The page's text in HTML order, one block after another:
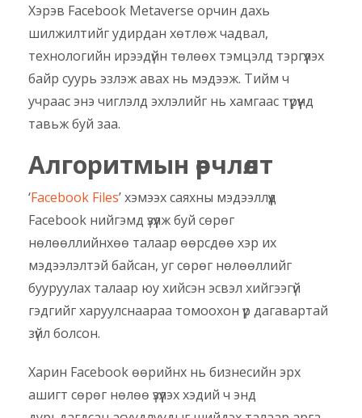
Хэрэв Facebook Metaverse орчин дахь
шилжилтийг удирдан хөтлөж чадвал,
технологийн ирээдүйн төлөөх тэмцэлд тэргүүлэх
байр суурь эзлэж авах нь мэдээж. Тийм ч
учраас энэ чиглэлд эхлэлийг нь хамгаас түрүүнд
тавьж буй заа.
Алгоритмын өөрчлөлт
‘Facebook Files’ хэмээх саяхны мэдээллүүд
Facebook нийгэмд үзүүлж буй сөрөг
нөлөөллийнхөө талаар өөрсдөө хэр их
мэдээлэлтэй байсан, уг сөрөг нөлөөллийг
бууруулах талаар юу хийсэн эсвэл хийгээгүй
гэдгийг харуулснаараа томоохон үр дагавартай
зүйл болсон.
Харин Facebook өөрийнх нь бизнесийн эрх
ашигт сөрөг нөлөө үзүүлэх хэдий ч энд